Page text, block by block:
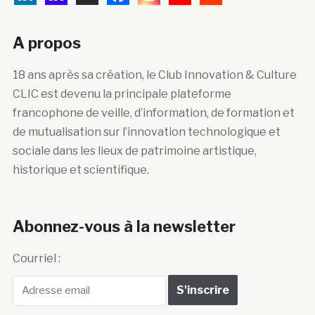
A propos
18 ans après sa création, le Club Innovation & Culture
CLIC est devenu la principale plateforme
francophone de veille, d’information, de formation et
de mutualisation sur l’innovation technologique et
sociale dans les lieux de patrimoine artistique,
historique et scientifique.
Abonnez-vous à la newsletter
Courriel :